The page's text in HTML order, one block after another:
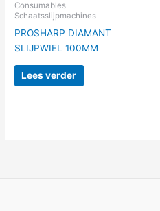
Consumables
Schaatsslijpmachines
PROSHARP DIAMANT
SLIJPWIEL 100MM
Lees verder